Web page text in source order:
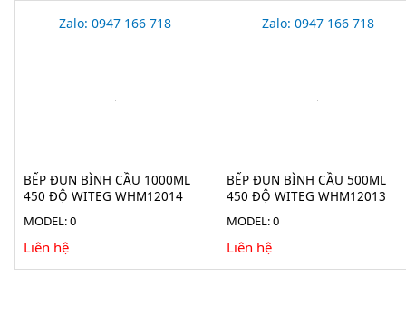
Zalo: 0947 166 718
BẾP ĐUN BÌNH CẦU 1000ML
450 ĐỘ WITEG WHM12014
MODEL: 0
Liên hệ
Zalo: 0947 166 718
BẾP ĐUN BÌNH CẦU 500ML
450 ĐỘ WITEG WHM12013
MODEL: 0
Liên hệ